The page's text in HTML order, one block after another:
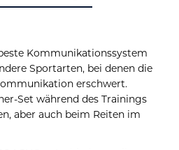
Kommunikationssystem
Sportarten, bei denen die
erschwert.
Set während des Trainings
aber auch beim Reiten im